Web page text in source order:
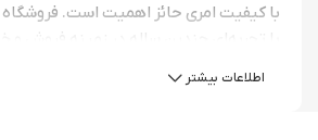
با کیفیت امری حائز اهمیت است.
با تجربه‌ای چندین ساله در زمینه فروش
اطلاعات بیشتر